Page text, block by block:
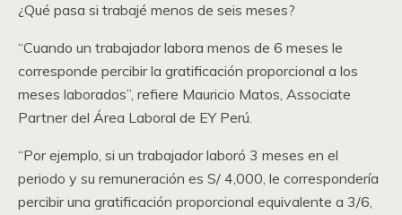
¿Qué pasa si trabajé menos de seis meses?
“Cuando un trabajador labora menos de 6 meses le
corresponde percibir la gratificación proporcional a los
meses laborados”, refiere Mauricio Matos, Associate
Partner del Área Laboral de EY Perú.
“Por ejemplo, si un trabajador laboró 3 meses en el
periodo y su remuneración es S/ 4,000, le correspondería
percibir una gratificación proporcional equivalente a 3/6,